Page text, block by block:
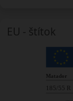
EU - štítok